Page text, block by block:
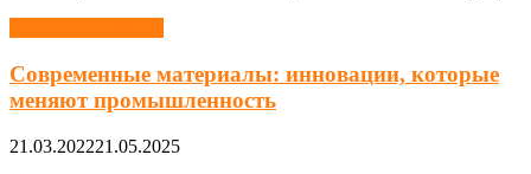
Современные материалы: инновации, которые
меняют промышленность
21.03.202221.05.2025